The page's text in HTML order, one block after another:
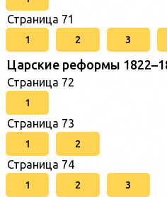
Страница 71
1 2 3
Царские реформы
Страница 72
1
Страница 73
1 2
Страница 74
1 2 3